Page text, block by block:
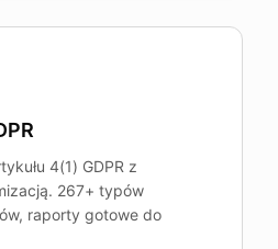
4(1) GDPR z
267+ typów
raporty gotowe do